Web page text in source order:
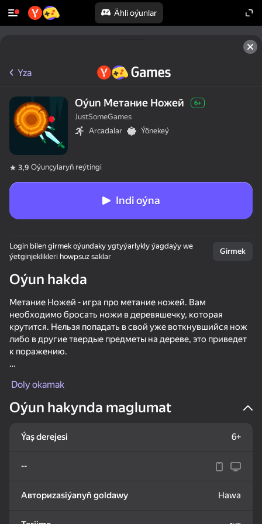
Ähli oýunlar
Bu oýun diňe peýza
ugry goldaýar
64
Yza
Oýun Метание Ножей 6+
JustSomeGames
Arcadalar
Ýönekeý
3,9 Oýunçylaryň reýtingi
Indi oýna
Login bilen girmek oýundaky ygtyýarlykly ýagdaýy we
ýetginjeklikleri howpsuz saklar
Girmek
Oýun hakda
Метание Ножей - игра про метание ножей. Вам
необходимо бросать ножи в деревяшечку, которая
крутится. Нельзя попадать в свой уже воткнувшийся нож
либо в другие твердые предметы на дереве, это приведет
к поражению.
Мышь или касание
Doly okamak
Oýun hakynda maglumat
Ýaş derejesi 6+
--
Авториzasiýanyň goldawy Hawa